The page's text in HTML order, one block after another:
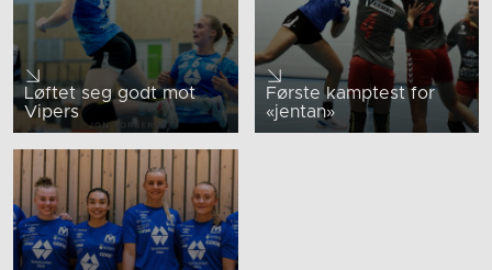
Løftet seg godt mot
Vipers
Første kamptest for
«jentan»